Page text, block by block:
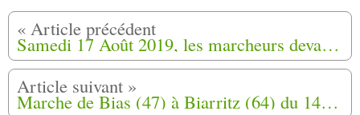
Samedi 17 Août 2019, les marcheurs devant la mairie de Mont de Marsan (40)
Marche de Bias (47) à Biarritz (64) du 14 Août au 24 Août 2019